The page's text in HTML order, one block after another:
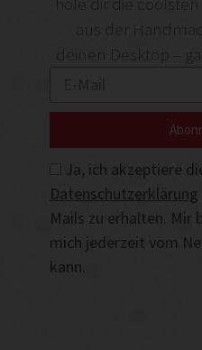
deinen Desktop –
Ja, ich akzeptiere
Datenschutzerklärung
Mails zu erhalten. Mir
mich jederzeit vom
kann.